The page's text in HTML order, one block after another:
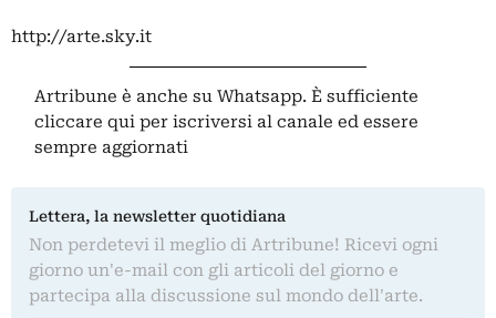
http://arte.sky.it
Artribune è anche su Whatsapp. È sufficiente
cliccare qui per iscriversi al canale ed essere
sempre aggiornati
Lettera, la newsletter quotidiana
Non perdetevi il meglio di Artribune! Ricevi ogni
giorno un'e-mail con gli articoli del giorno e
partecipa alla discussione sul mondo dell'arte.